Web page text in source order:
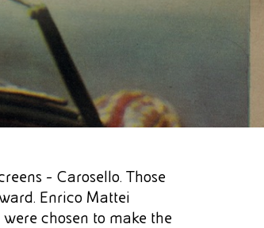
- Carosello. Those
Enrico Mattei
chosen to make the